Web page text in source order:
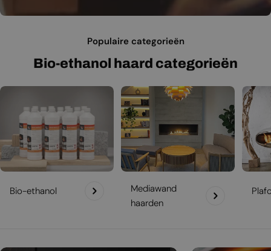
Populaire categorieën
Bio-ethanol haard categorieën
Bio-ethanol
Mediawand
haarden